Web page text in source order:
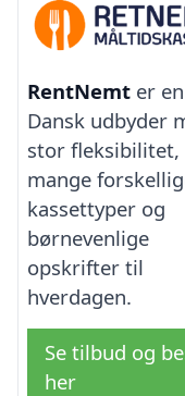
RentNemt er en
Dansk udbyder
stor fleksibilitet,
mange
kassettyper og
børnevenlige
opskrifter til
hverdagen.
Se tilbud og
her